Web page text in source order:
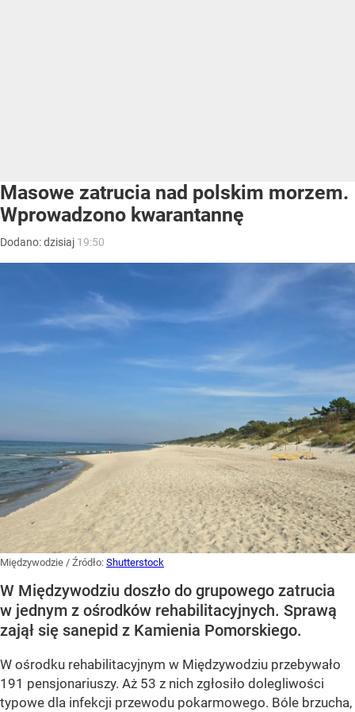
Masowe zatrucia nad polskim morzem.
Wprowadzono kwarantannę
Dodano:dzisiaj 19:50
Międzywodzie / Źródło: Shutterstock
W Międzywodziu doszło do grupowego zatrucia
w jednym z ośrodków rehabilitacyjnych. Sprawą
zajął się sanepid z Kamienia Pomorskiego.
W ośrodku rehabilitacyjnym w Międzywodziu przebywało
191 pensjonariuszy. Aż 53 z nich zgłosiło dolegliwości
typowe dla infekcji przewodu pokarmowego. Bóle brzucha,